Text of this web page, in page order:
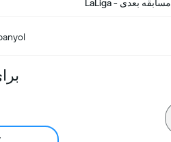
مسابقه بعدی - LaLiga